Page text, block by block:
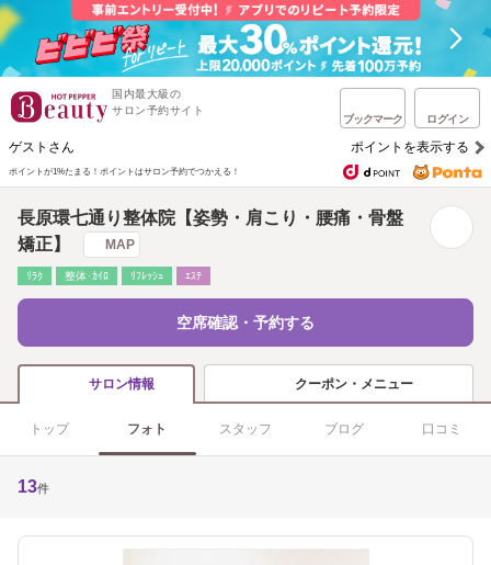
国内最大級の
サロン予約サイト
ブックマーク ログイン
ゲストさん ポイントを表示する
ポイントが1%たまる！ ポイントはサロン予約でつかえる！
長原環七通り整体院【姿勢・肩こり・腰痛・骨盤
矯正】
MAP
ﾘﾗｸ 整体･ｶｲﾛ ﾘﾌﾚｯｼｭ ｴｽﾃ
空席確認・予約する
サロン情報 クーポン・メニュー
トップ フォト スタッフ ブログ 口コミ
13件